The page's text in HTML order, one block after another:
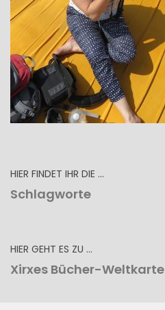
HIER FINDET IHR DIE …
Schlagworte
HIER GEHT ES ZU …
Xirxes Bücher-Weltkarte